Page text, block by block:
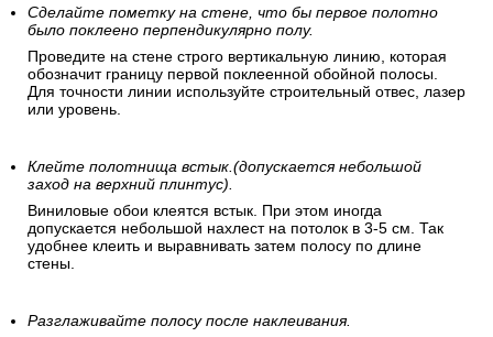
Сделайте пометку на стене, что бы первое полотно
было поклеено перпендикулярно полу.
Проведите на стене строго вертикальную линию, которая
обозначит границу первой поклеенной обойной полосы.
Для точности линии используйте строительный отвес, лазер
или уровень.
Клейте полотнища встык.(допускается небольшой
заход на верхний плинтус).
Виниловые обои клеятся встык. При этом иногда
допускается небольшой нахлест на потолок в 3-5 см. Так
удобнее клеить и выравнивать затем полосу по длине
стены.
Разглаживайте полосу после наклеивания.